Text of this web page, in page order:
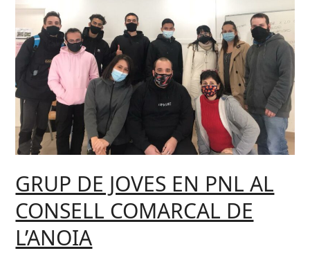
GRUP DE JOVES EN PNL AL
CONSELL COMARCAL DE
L’ANOIA